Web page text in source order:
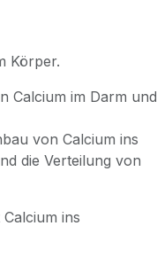
Körper.
Calcium im Darm und
von Calcium ins
die Verteilung von
ins